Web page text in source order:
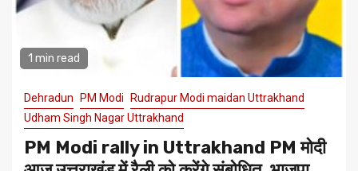
1 min read
Dehradun PM Modi
Rudrapur Modi maidan Uttrakhand
Udham Singh Nagar Uttrakhand
PM Modi rally in Uttrakhand PM मोदी